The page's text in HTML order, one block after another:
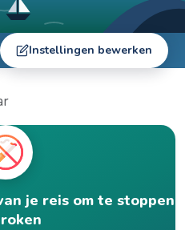
Instellingen bewerken
je reis om te stoppen